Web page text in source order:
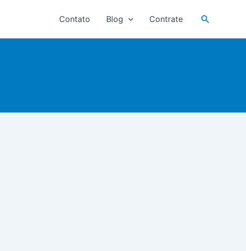
Contato Blog Contrate Pesquisar